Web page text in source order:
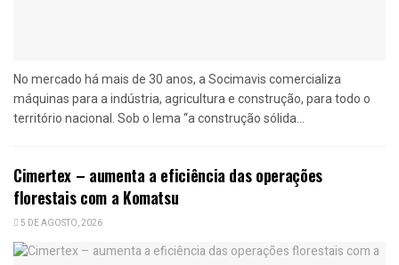
No mercado há mais de 30 anos, a Socimavis comercializa
máquinas para a indústria, agricultura e construção, para todo o
território nacional. Sob o lema “a construção sólida...
Cimertex – aumenta a eficiência das operações
florestais com a Komatsu
5 DE AGOSTO, 2026